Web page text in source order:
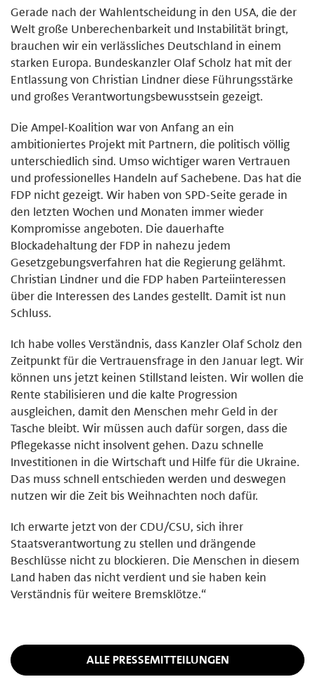
Gerade nach der Wahlentscheidung in den USA, die der
Welt große Unberechenbarkeit und Instabilität bringt,
brauchen wir ein verlässliches Deutschland in einem
starken Europa. Bundeskanzler Olaf Scholz hat mit der
Entlassung von Christian Lindner diese Führungsstärke
und großes Verantwortungsbewusstsein gezeigt.
Die Ampel-Koalition war von Anfang an ein
ambitioniertes Projekt mit Partnern, die politisch völlig
unterschiedlich sind. Umso wichtiger waren Vertrauen
und professionelles Handeln auf Sachebene. Das hat die
FDP nicht gezeigt. Wir haben von SPD-Seite gerade in
den letzten Wochen und Monaten immer wieder
Kompromisse angeboten. Die dauerhafte
Blockadehaltung der FDP in nahezu jedem
Gesetzgebungsverfahren hat die Regierung gelähmt.
Christian Lindner und die FDP haben Parteiinteressen
über die Interessen des Landes gestellt. Damit ist nun
Schluss.
Ich habe volles Verständnis, dass Kanzler Olaf Scholz den
Zeitpunkt für die Vertrauensfrage in den Januar legt. Wir
können uns jetzt keinen Stillstand leisten. Wir wollen die
Rente stabilisieren und die kalte Progression
ausgleichen, damit den Menschen mehr Geld in der
Tasche bleibt. Wir müssen auch dafür sorgen, dass die
Pflegekasse nicht insolvent gehen. Dazu schnelle
Investitionen in die Wirtschaft und Hilfe für die Ukraine.
Das muss schnell entschieden werden und deswegen
nutzen wir die Zeit bis Weihnachten noch dafür.
Ich erwarte jetzt von der CDU/CSU, sich ihrer
Staatsverantwortung zu stellen und drängende
Beschlüsse nicht zu blockieren. Die Menschen in diesem
Land haben das nicht verdient und sie haben kein
Verständnis für weitere Bremsklötze.“
ALLE PRESSEMITTEILUNGEN